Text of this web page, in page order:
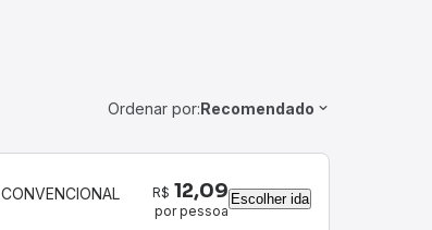
Ordenar por:Recomendado
CONVENCIONAL R$ 12,09
por pessoa
Escolher ida